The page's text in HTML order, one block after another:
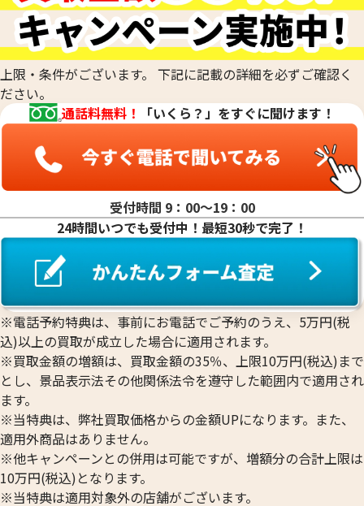
18金(K18)の買取
14金(K14)の買取
12金(K12)の買取
10金(K10)の買取
9金(K9)の買取
上限・条件がございます。 下記に記載の詳細を必ずご確認く
ださい。
通話料無料！
「いくら？」をすぐに聞けます！
受付時間 9：00〜19：00
24時間いつでも受付中！最短30秒で完了！
※電話予約特典は、事前にお電話でご予約のうえ、5万円(税
込)以上の買取が成立した場合に適用されます。
※買取金額の増額は、買取金額の35％、上限10万円(税込)まで
とし、景品表示法その他関係法令を遵守した範囲内で適用され
ます。
※当特典は、弊社買取価格からの金額UPになります。また、
適用外商品はありません。
※他キャンペーンとの併用は可能ですが、増額分の合計上限は
10万円(税込)となります。
※当特典は適用対象外の店舗がございます。